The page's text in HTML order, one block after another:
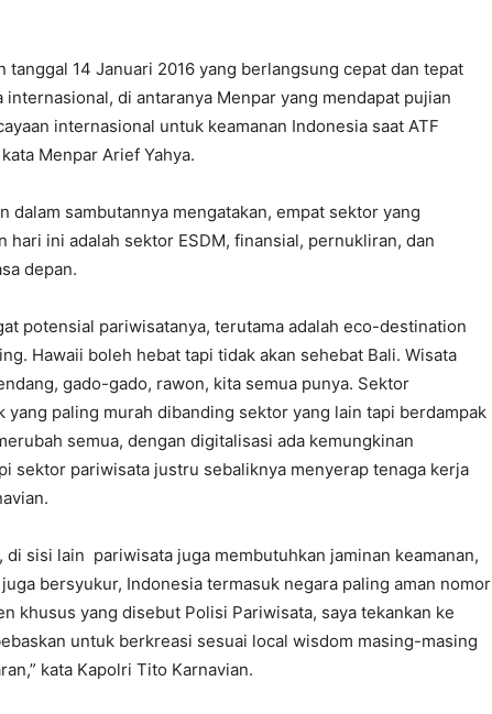
tanggal 14 Januari 2016 yang berlangsung cepat dan tepat
di antaranya Menpar yang mendapat pujian
internasional untuk keamanan Indonesia saat ATF
Menpar Arief Yahya.
dalam sambutannya mengatakan, empat sektor yang
hari ini adalah sektor ESDM, finansial, pernukliran, dan
depan.
potensial pariwisatanya, terutama adalah eco-destination
Hawaii boleh hebat tapi tidak akan sehebat Bali. Wisata
gado-gado, rawon, kita semua punya. Sektor
paling murah dibanding sektor yang lain tapi berdampak
semua, dengan digitalisasi ada kemungkinan
sektor pariwisata justru sebaliknya menyerap tenaga kerja
sisi lain pariwisata juga membutuhkan jaminan keamanan,
bersyukur, Indonesia termasuk negara paling aman nomor
khusus yang disebut Polisi Pariwisata, saya tekankan ke
untuk berkreasi sesuai local wisdom masing-masing
kata Kapolri Tito Karnavian.